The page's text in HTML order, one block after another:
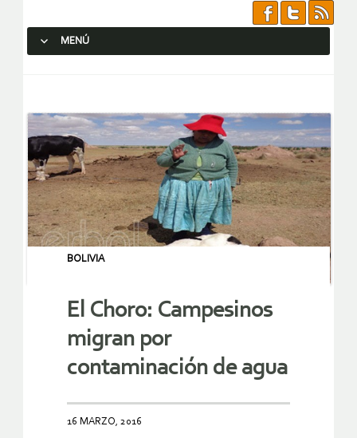
MENÚ
BOLIVIA
El Choro: Campesinos
migran por
contaminación de agua
16 MARZO, 2016